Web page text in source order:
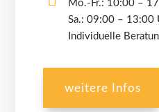
Mo.-Fr.: 10:00 –
Sa.: 09:00 – 13:00
Individuelle
weitere Infos